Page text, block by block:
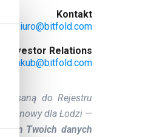
Kontakt
biuro@bitfold.com
& Investor Relations
jakub@bitfold.com
do Rejestru
dla Łodzi —
Twoich danych